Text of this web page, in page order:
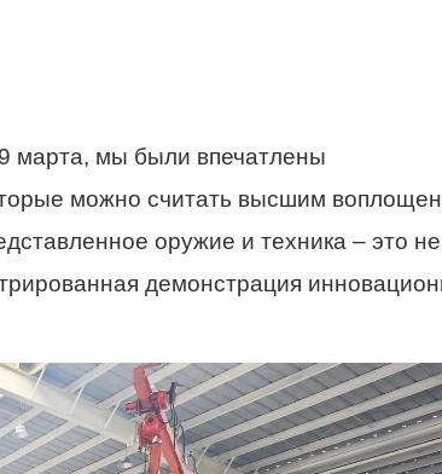
марта, мы были впечатлены
можно считать высшим
оружие и техника – это не
демонстрация